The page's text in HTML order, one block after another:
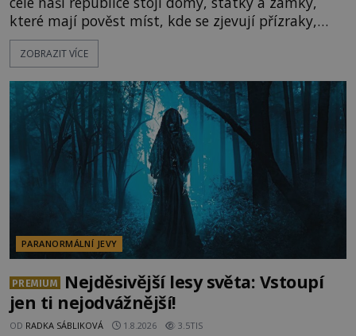
které mají pověst míst, kde se zjevují přízraky,
ozývají nevysvětlitelné zvuky nebo se dějí podivné
jevy. Zatímco historici většinou hledají racionální
lokality vykazují nápadně podobná svědectví po
celé generace. A právě tato opakující se svědectví
ZOBRAZIT VÍCE
PARANORMÁLNÍ JEVY
PREMIUM
Nejděsivější lesy světa: Vstoupí
jen ti nejodvážnější!
OD RADKA SÁBLIKOVÁ 1.8.2026 3.5TIS